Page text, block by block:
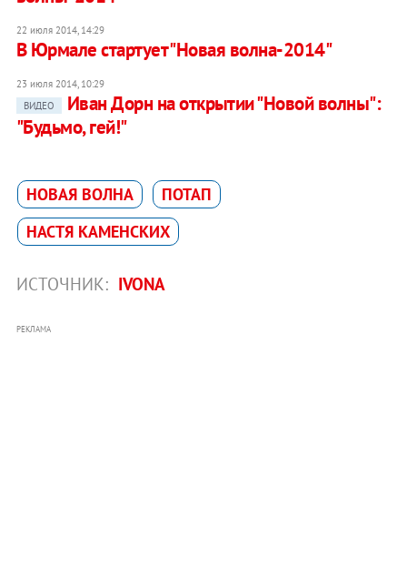
22 июля 2014, 14:29
В Юрмале стартует "Новая волна-2014"
23 июля 2014, 10:29
ВИДЕО
Иван Дорн на открытии "Новой волны":
"Будьмо, гей!"
НОВАЯ ВОЛНА
ПОТАП
НАСТЯ КАМЕНСКИХ
ИСТОЧНИК: IVONA
РЕКЛАМА